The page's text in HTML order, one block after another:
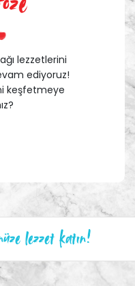
lezzetlerini
ediyoruz!
keşfetmeye
lezzet katın!